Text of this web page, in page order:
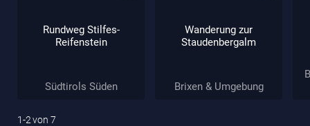
Rundweg Stilfes-
Reifenstein
Südtirols Süden
Wanderung zur
Staudenbergalm
Brixen & Umgebung
1-2von 7